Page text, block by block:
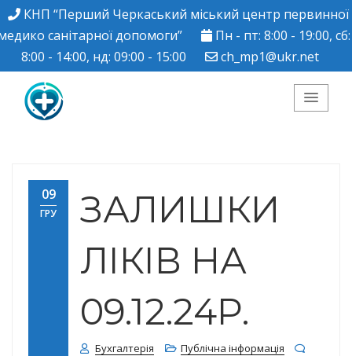
КНП “Перший Черкаський міський центр первинної
санітарної допомоги”
Пн - пт: 8:00 - 19:00, сб:
8:00 - 14:00, нд: 09:00 - 15:00
ch_mp1@ukr.net
Черкаський міський
центр ПМСД"
09
ГРУ
ЗАЛИШКИ
ЛІКІВ НА
09.12.24Р.
Бухгалтерія
Публічна інформація